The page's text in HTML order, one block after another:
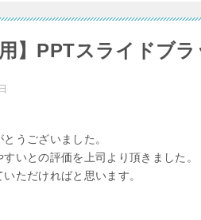
用】PPTスライドブ
うございました。
いとの評価を上司より頂きました。
ただければと思います。